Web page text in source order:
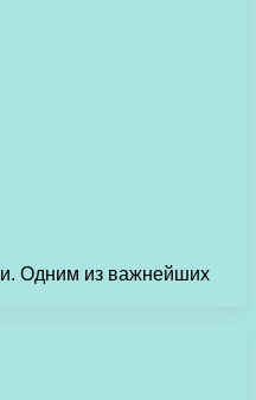
Одним из важнейших